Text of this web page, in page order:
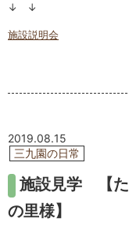
↓ ↓
施設説明会
施設見学 【
の里様】
2019.08.15
三九園の日常